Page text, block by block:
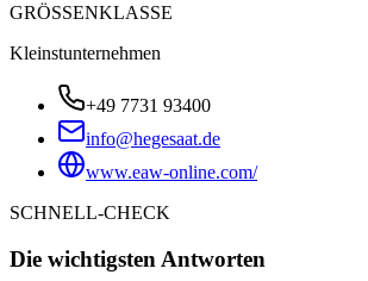
GRÖSSENKLASSE
Kleinstunternehmen
+49 7731 93400
info@hegesaat.de
www.eaw-online.com/
SCHNELL-CHECK
Die wichtigsten Antworten